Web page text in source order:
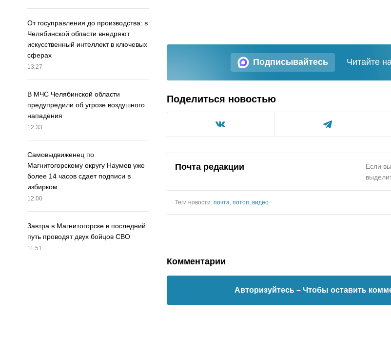
От госуправления до производства: в
Челябинской области внедряют
искусственный интеллект в ключевых
сферах
13:27
В МЧС Челябинской области
предупредили об угрозе воздушного
нападения
12:33
Самовыдвиженец по
Магнитогорскому округу Наумов уже
более 14 часов сдает подписи в
избирком
12:00
Завтра в Магнитогорске в последний
путь проводят двух бойцов СВО
11:51
Подписывайтесь Читайте
Поделиться новостью
Почта редакции
Если
Теги новости: почта потоп видео
Комментарии
Авторизуйтесь – Чтобы оставить